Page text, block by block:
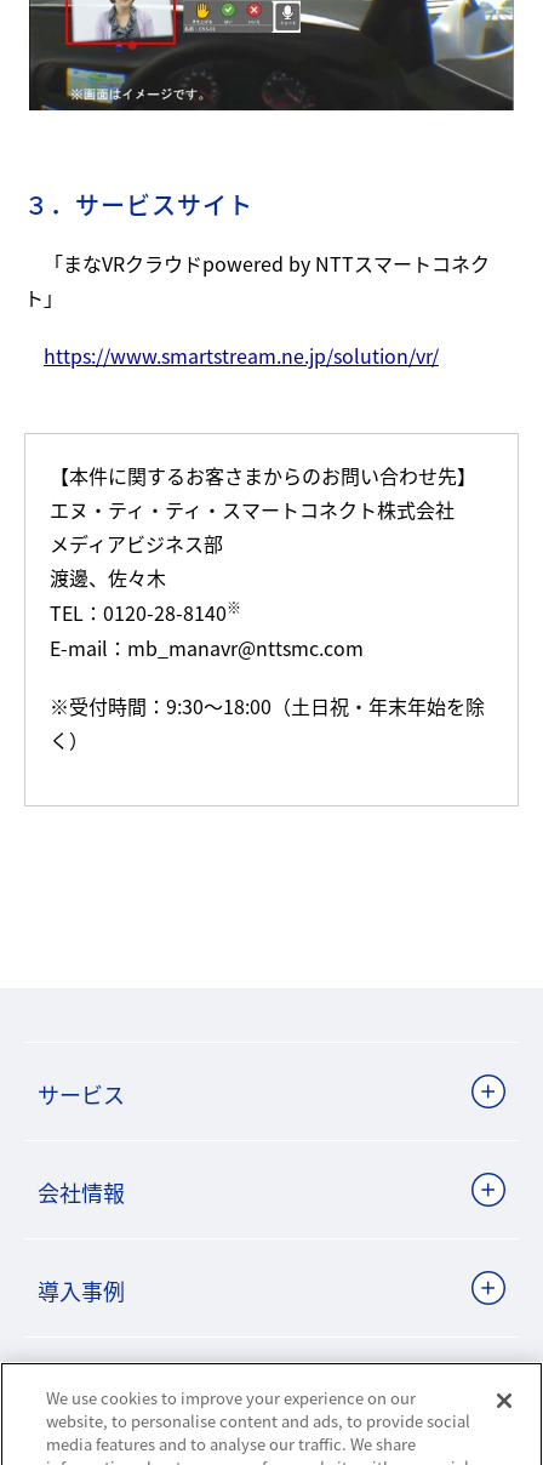
３．サービスサイト
「まなVRクラウドpowered by NTTスマートコネク
ト」
https://www.smartstream.ne.jp/solution/vr/
【本件に関するお客さまからのお問い合わせ先】
エヌ・ティ・ティ・スマートコネクト株式会社
メディアビジネス部
渡邊、佐々木
TEL：0120-28-8140※
E-mail：mb_manavr@nttsmc.com
※受付時間：9:30～18:00（土日祝・年末年始を除
く）
サービス
会社情報
導入事例
ビジネスパートナーサイト
We use cookies to improve your experience on our
website, to personalise content and ads, to provide social
media features and to analyse our traffic. We share